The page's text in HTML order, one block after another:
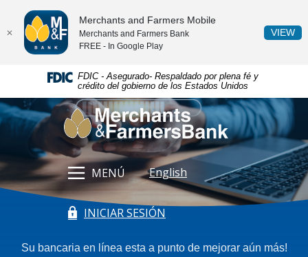
Home
to
footer
Download
Acrobat
Reader
to
view
✕
Merchants and Farmers Mobile
Merchants and Farmers Bank
FREE - In Google Play
VIEW
FDIC - Asegurado- Respaldado por plena fé y
crédito del gobierno de los Estados Unidos
Merchants & Farmers Bank
MENÚ English
INICIAR SESIÓN
(Opens in a new Window)
Su bancaria en línea esta a punto de mejorar aún más!